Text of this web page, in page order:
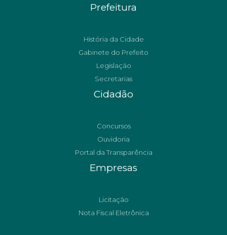
Prefeitura
História da Cidade
Gabinete do Prefeito
Legislação
Secretarias
Cidadão
Concursos
Ouvidoria
Portal da Transparência
Empresas
Licitação
Nota Fiscal Eletrônica